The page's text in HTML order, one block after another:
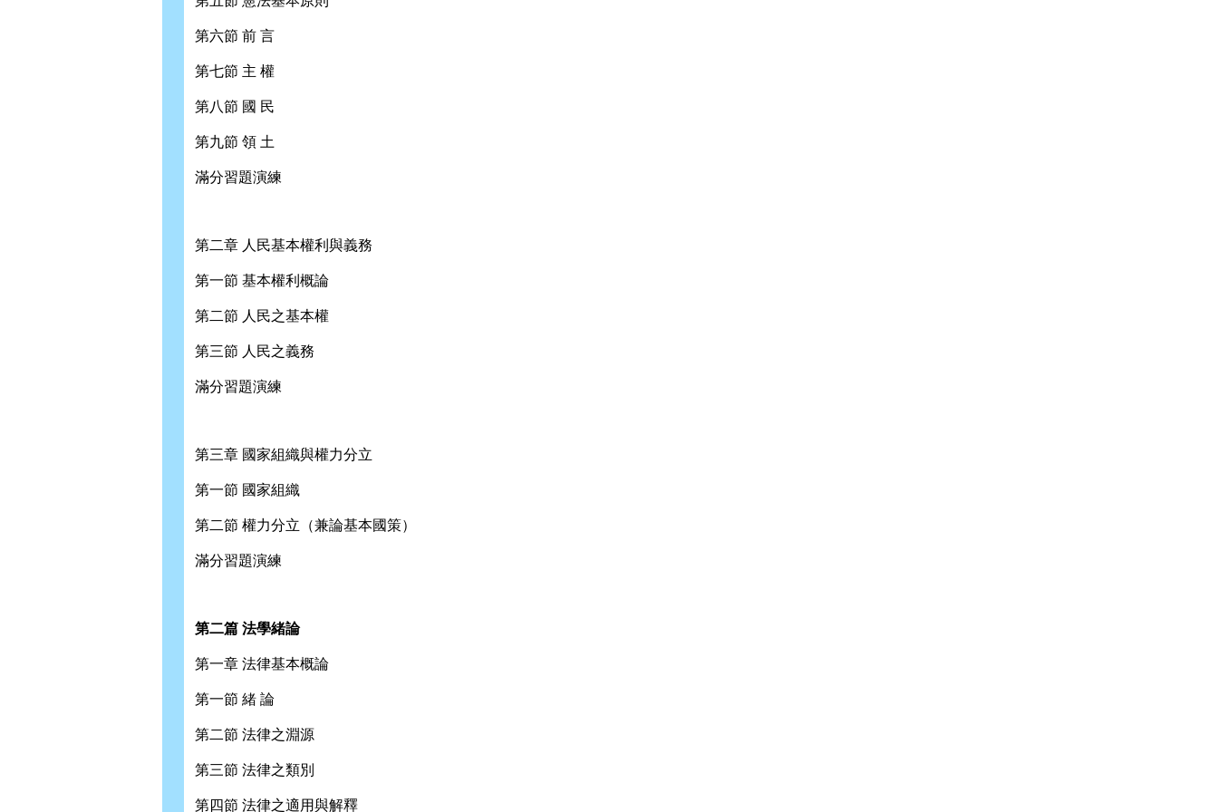
第六節 前 言
第七節 主 權
第八節 國 民
第九節 領 土
滿分習題演練
第二章 人民基本權利與義務
第一節 基本權利概論
第二節 人民之基本權
第三節 人民之義務
滿分習題演練
第三章 國家組織與權力分立
第一節 國家組織
第二節 權力分立（兼論基本國策）
滿分習題演練
第二篇 法學緒論
第一章 法律基本概論
第一節 緒 論
第二節 法律之淵源
第三節 法律之類別
第四節 法律之適用與解釋